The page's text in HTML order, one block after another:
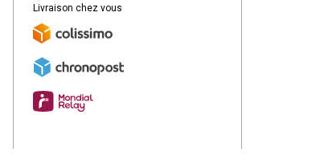
Livraison chez vous